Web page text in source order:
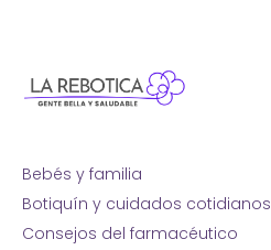
Bebés y familia
Botiquín y cuidados cotidianos
Consejos del farmacéutico